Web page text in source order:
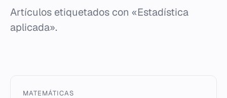
Artículos etiquetados con «Estadística
aplicada».
MATEMÁTICAS